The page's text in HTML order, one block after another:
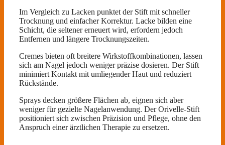
Im Vergleich zu Lacken punktet der Stift mit schneller
Trocknung und einfacher Korrektur. Lacke bilden eine
Schicht, die seltener erneuert wird, erfordern jedoch
Entfernen und längere Trocknungszeiten.
Cremes bieten oft breitere Wirkstoffkombinationen, lassen
sich am Nagel jedoch weniger präzise dosieren. Der Stift
minimiert Kontakt mit umliegender Haut und reduziert
Rückstände.
Sprays decken größere Flächen ab, eignen sich aber
weniger für gezielte Nagelanwendung. Der Orivelle-Stift
positioniert sich zwischen Präzision und Pflege, ohne den
Anspruch einer ärztlichen Therapie zu ersetzen.